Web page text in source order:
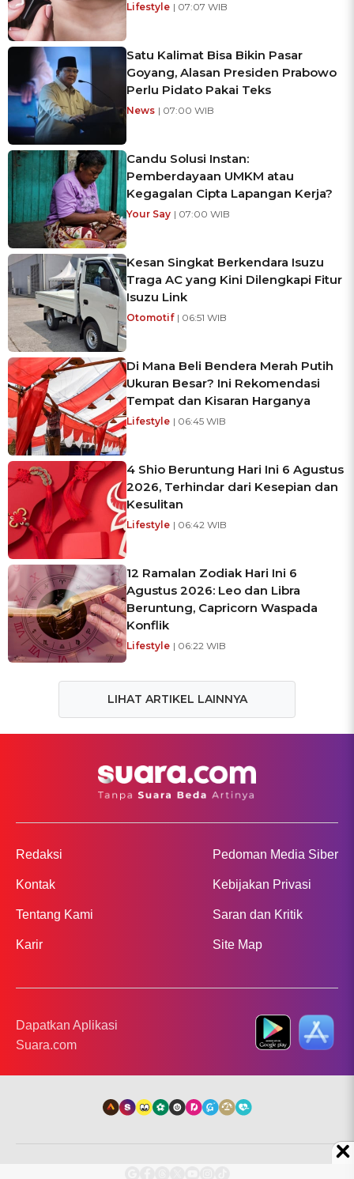
Lifestyle | 07:07 WIB
Satu Kalimat Bisa Bikin Pasar
Goyang, Alasan Presiden Prabowo
Perlu Pidato Pakai Teks
News | 07:00 WIB
Candu Solusi Instan:
Pemberdayaan UMKM atau
Kegagalan Cipta Lapangan Kerja?
Your Say | 07:00 WIB
Kesan Singkat Berkendara Isuzu
Traga AC yang Kini Dilengkapi Fitur
Isuzu Link
Otomotif | 06:51 WIB
Di Mana Beli Bendera Merah Putih
Ukuran Besar? Ini Rekomendasi
Tempat dan Kisaran Harganya
Lifestyle | 06:45 WIB
4 Shio Beruntung Hari Ini 6 Agustus
2026, Terhindar dari Kesepian dan
Kesulitan
Lifestyle | 06:42 WIB
12 Ramalan Zodiak Hari Ini 6
Agustus 2026: Leo dan Libra
Beruntung, Capricorn Waspada
Konflik
Lifestyle | 06:22 WIB
LIHAT ARTIKEL LAINNYA
Redaksi
Kontak
Tentang Kami
Karir
Pedoman Media Siber
Kebijakan Privasi
Saran dan Kritik
Site Map
Dapatkan Aplikasi
Suara.com